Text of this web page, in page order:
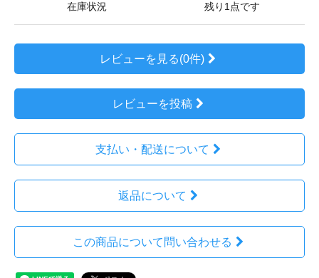
在庫状況 残り1点です
レビューを見る(0件)
レビューを投稿
支払い・配送について
返品について
この商品について問い合わせる